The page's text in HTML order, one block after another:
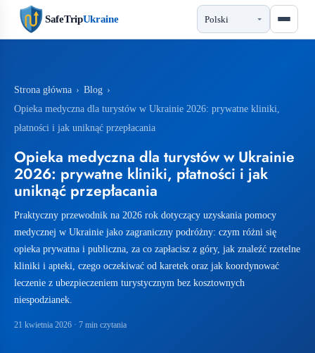
SafeTripUkraine
Strona główna › Blog ›
Opieka medyczna dla turystów w Ukrainie 2026: prywatne kliniki,
płatności i jak uniknąć przepłacania
Opieka medyczna dla turystów w Ukrainie
2026: prywatne kliniki, płatności i jak
uniknąć przepłacania
Praktyczny przewodnik na 2026 rok dotyczący uzyskania pomocy
medycznej w Ukrainie jako zagraniczny podróżny: czym różni się
opieka prywatna i publiczna, za co zapłacisz z góry, jak znaleźć rzetelne
kliniki i apteki, czego oczekiwać od karetek oraz jak koordynować
leczenie z ubezpieczeniem turystycznym bez kosztownych
niespodzianek.
21 kwietnia 2026 · 7 min czytania